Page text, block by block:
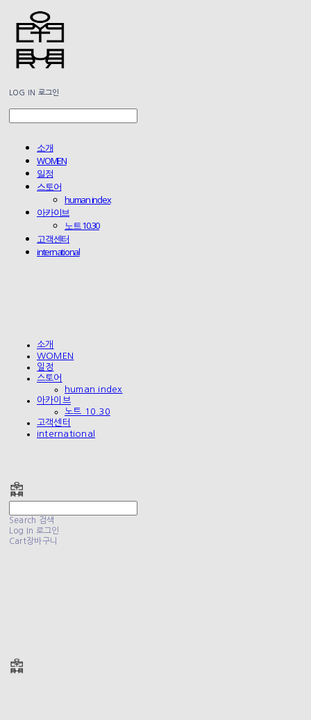
LOG IN 로그인
소개
WOMEN
일정
스토어
human index
아카이브
노트 10.30
고객센터
international
소개
WOMEN
일정
스토어
human index
아카이브
노트 10.30
고객센터
international
Search 검색
Log In 로그인
Cart장바구니